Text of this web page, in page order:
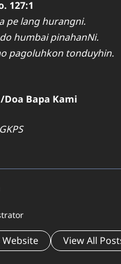
127:1
pe lang hurangni.
humbai pinahanNi.
pagoluhkon tonduyhin.
Doa Bapa Kami
Website View All